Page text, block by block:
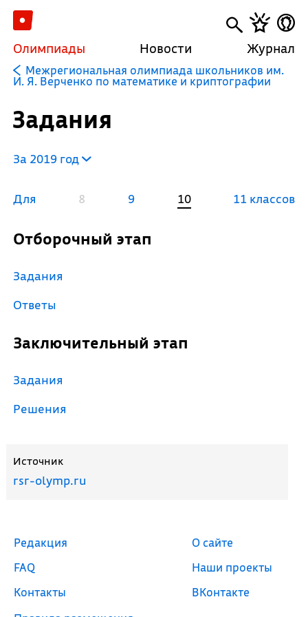
Олимпиады Новости Журнал
Межрегиональная олимпиада школьников им.
И. Я. Верченко по математике и криптографии
Задания
За 2019 год
Для 8 9 10 11 классов
Отборочный этап
Задания
Ответы
Заключительный этап
Задания
Решения
Источник
rsr-olymp.ru
Редакция
FAQ
Контакты
О сайте
Наши проекты
ВКонтакте